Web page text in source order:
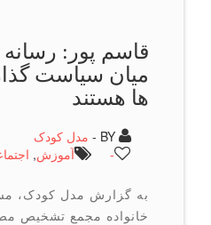
قاسم پور: رسانه ها
میان سیاست گذاران
ها هستند
مدل کودک
آموزش,اجتماعی ,
به گزارش مدل کودک، مسئول
خانواده مجمع تشخیص مصلحت